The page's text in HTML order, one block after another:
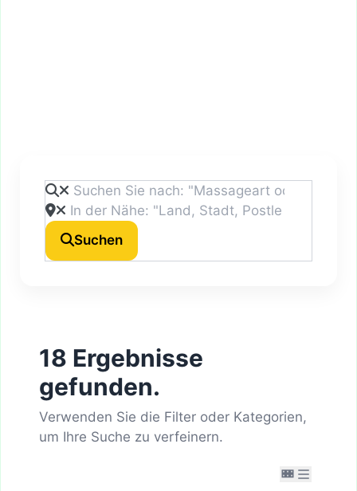
Suchen
18 Ergebnisse
gefunden.
Verwenden Sie die Filter oder Kategorien,
um Ihre Suche zu verfeinern.